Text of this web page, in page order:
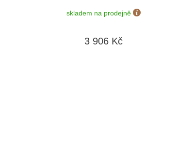
skladem na prodejně
3 906 Kč